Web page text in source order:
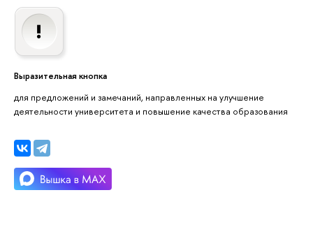
Выразительная кнопка
для предложений и замечаний, направленных на улучшение
деятельности университета и повышение качества образования